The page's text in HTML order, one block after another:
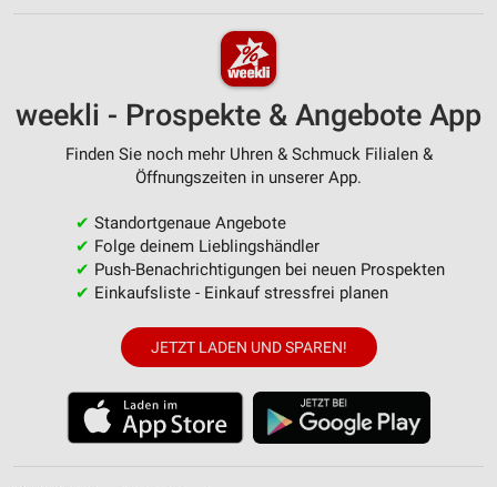
weekli - Prospekte & Angebote App
Finden Sie noch mehr Uhren & Schmuck Filialen &
Öffnungszeiten in unserer App.
✔ Standortgenaue Angebote
✔ Folge deinem Lieblingshändler
✔ Push-Benachrichtigungen bei neuen Prospekten
✔ Einkaufsliste - Einkauf stressfrei planen
JETZT LADEN UND SPAREN!